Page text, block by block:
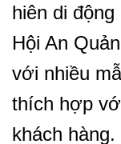
hiên di
Hội An
với nhiều
thích hợp
khách